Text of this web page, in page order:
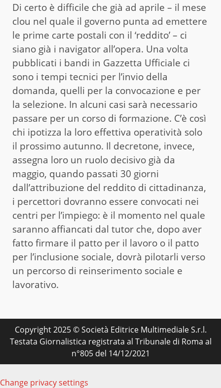
Di certo è difficile che già ad aprile – il mese
clou nel quale il governo punta ad emettere
le prime carte postali con il ‘reddito’ – ci
siano già i navigator all’opera. Una volta
pubblicati i bandi in Gazzetta Ufficiale ci
sono i tempi tecnici per l’invio della
domanda, quelli per la convocazione e per
la selezione. In alcuni casi sarà necessario
passare per un corso di formazione. C’è così
chi ipotizza la loro effettiva operatività solo
il prossimo autunno. Il decretone, invece,
assegna loro un ruolo decisivo già da
maggio, quando passati 30 giorni
dall’attribuzione del reddito di cittadinanza,
i percettori dovranno essere convocati nei
centri per l’impiego: è il momento nel quale
saranno affiancati dal tutor che, dopo aver
fatto firmare il patto per il lavoro o il patto
per l’inclusione sociale, dovrà pilotarli verso
un percorso di reinserimento sociale e
lavorativo.
Copyright 2025 © Società Editrice Multimediale S.r.l.
Testata Giornalistica registrata al Tribunale di Roma al
n°805 del 14/12/2021
Change privacy settings